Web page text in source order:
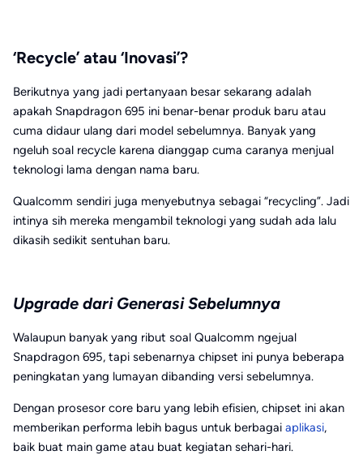
‘Recycle’ atau ‘Inovasi’?
Berikutnya yang jadi pertanyaan besar sekarang adalah
apakah Snapdragon 695 ini benar-benar produk baru atau
cuma didaur ulang dari model sebelumnya. Banyak yang
ngeluh soal recycle karena dianggap cuma caranya menjual
teknologi lama dengan nama baru.
Qualcomm sendiri juga menyebutnya sebagai “recycling”. Jadi
intinya sih mereka mengambil teknologi yang sudah ada lalu
dikasih sedikit sentuhan baru.
Upgrade dari Generasi Sebelumnya
Walaupun banyak yang ribut soal Qualcomm ngejual
Snapdragon 695, tapi sebenarnya chipset ini punya beberapa
peningkatan yang lumayan dibanding versi sebelumnya.
Dengan prosesor core baru yang lebih efisien, chipset ini akan
memberikan performa lebih bagus untuk berbagai aplikasi,
baik buat main game atau buat kegiatan sehari-hari.